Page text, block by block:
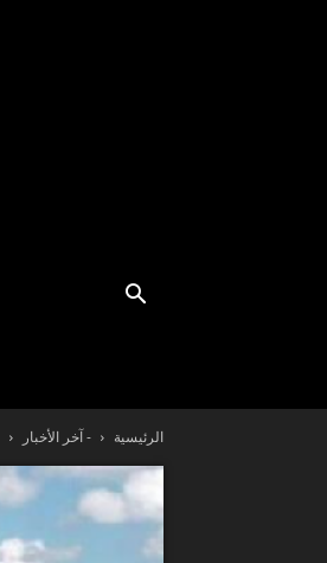
الرئيسية - آخر الأخبار